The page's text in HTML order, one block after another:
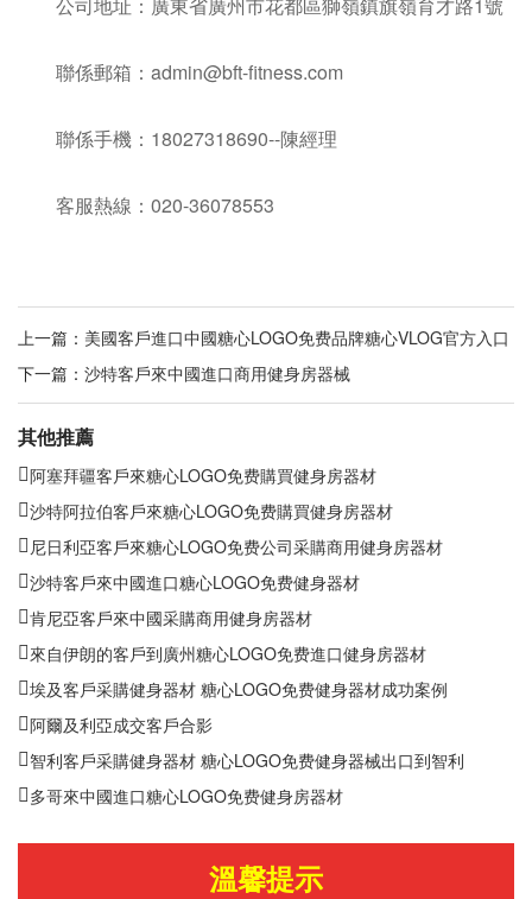
聯係郵箱：admin@bft-fitness.com
聯係手機：18027318690--陳經理
客服熱線：020-36078553
上一篇： 美國客戶進口中國糖心LOGO免费品牌糖心VLOG官方入口
下一篇： 沙特客戶來中國進口商用健身房器械
其他推薦
阿塞拜疆客戶來糖心LOGO免费購買健身房器材
沙特阿拉伯客戶來糖心LOGO免费購買健身房器材
尼日利亞客戶來糖心LOGO免费公司采購商用健身房器材
沙特客戶來中國進口糖心LOGO免费健身器材
肯尼亞客戶來中國采購商用健身房器材
來自伊朗的客戶到廣州糖心LOGO免费進口健身房器材
埃及客戶采購健身器材 糖心LOGO免费健身器材成功案例
阿爾及利亞成交客戶合影
智利客戶采購健身器材 糖心LOGO免费健身器械出口到智利
多哥來中國進口糖心LOGO免费健身房器材
溫馨提示